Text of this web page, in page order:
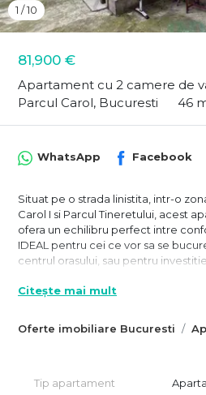
81,900 €
Apartament cu 2 camere de
Parcul Carol, Bucuresti
46
1 /10
Oferte imobiliare Bucuresti
WhatsApp Facebook
Situat pe o strada linistita, intr-o
Carol I si Parcul Tineretului, acest
ofera un echilibru perfect intre
IDEAL pentru cei ce vor sa se
centrul orasului, sau pentru investitie.
Pozitionat la parterul unui imobil
curata si bine ingrijita, iar locuinta
Citește mai mult
Tip apartament